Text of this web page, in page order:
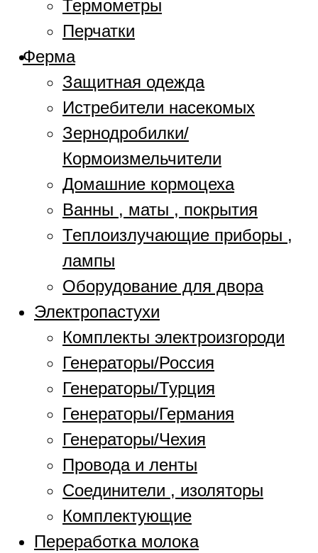
Термометры
Перчатки
Ферма
Защитная одежда
Истребители насекомых
Зернодробилки/
Кормоизмельчители
Домашние кормоцеха
Ванны , маты , покрытия
Теплоизлучающие приборы ,
лампы
Оборудование для двора
Электропастухи
Комплекты электроизгороди
Генераторы/Россия
Генераторы/Турция
Генераторы/Германия
Генераторы/Чехия
Провода и ленты
Соединители , изоляторы
Комплектующие
Переработка молока